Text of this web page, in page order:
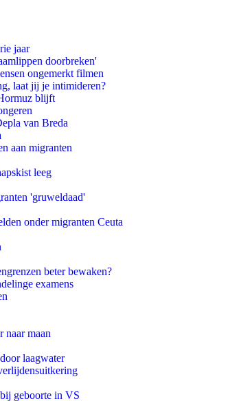
jaar
doorbreken'
ongemerkt filmen
laat jij je intimideren?
blijft
van Breda
aan migranten
leeg
'gruweldaad'
onder migranten Ceuta
beter bewaken?
examens
naar maan
laagwater
geboorte in VS